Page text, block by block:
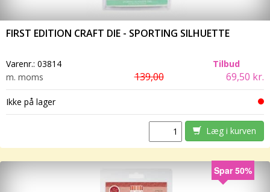
FIRST EDITION CRAFT DIE - SPORTING SILHUETTE
Varenr.: 03814
Tilbud
m. moms
139,00 69,50 kr.
Ikke på lager
Læg i kurven
Spar 50%